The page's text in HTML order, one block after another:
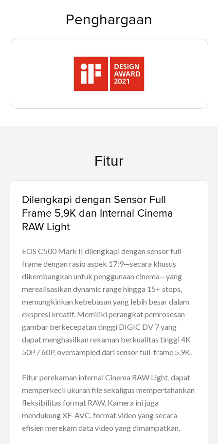
Penghargaan
Fitur
Dilengkapi dengan Sensor Full
Frame 5,9K dan Internal Cinema
RAW Light
EOS C500 Mark II dilengkapi dengan sensor full-
frame dengan rasio aspek 17:9—secara khusus
dikembangkan untuk penggunaan cinema—yang
merealisasikan dynamic range hingga 15+ stops,
memungkinkan kebebasan yang lebih besar dalam
ekspresi kreatif. Memiliki perangkat pemrosesan
gambar berkecepatan tinggi DIGIC DV 7 yang
dapat menghasilkan rekaman berkualitas tinggi 4K
50P / 60P, oversampled dari sensor full-frame 5,9K.
Fitur perekaman internal Cinema RAW Light, dapat
memperkecil ukuran file sekaligus mempertahankan
fleksibilitas format RAW. Kamera ini juga
mendukung XF-AVC, format video yang secara
efisien merekam data video yang dimampatkan.